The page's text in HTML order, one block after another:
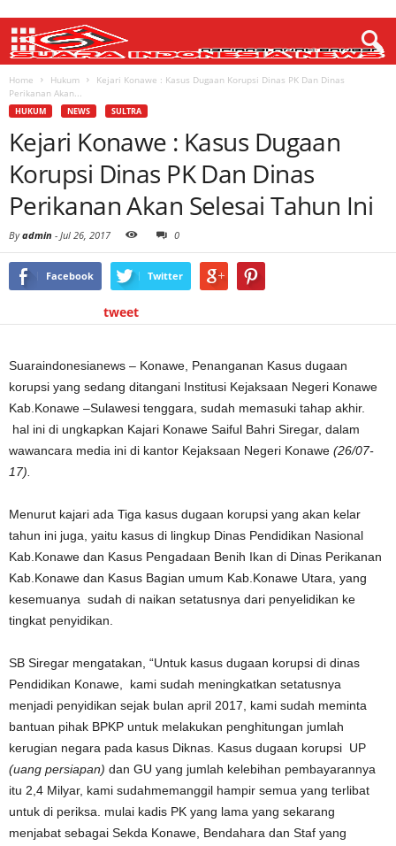
Home Hukum
Kejari Konawe : Kasus Dugaan Korupsi Dinas PK Dan Dinas
Perikanan Akan...
HUKUM NEWS SULTRA
Kejari Konawe : Kasus Dugaan
Korupsi Dinas PK Dan Dinas
Perikanan Akan Selesai Tahun Ini
Byadmin - Jul 26, 2017 0
Facebook Twitter
tweet
Suaraindonesianews – Konawe, Penanganan Kasus dugaan
korupsi yang sedang ditangani Institusi Kejaksaan Negeri Konawe
Kab.Konawe –Sulawesi tenggara, sudah memasuki tahap akhir.
hal ini di ungkapkan Kajari Konawe Saiful Bahri Siregar, dalam
wawancara media ini di kantor Kejaksaan Negeri Konawe (26/07-
17).
Menurut kajari ada Tiga kasus dugaan korupsi yang akan kelar
tahun ini juga, yaitu kasus di lingkup Dinas Pendidikan Nasional
Kab.Konawe dan Kasus Pengadaan Benih Ikan di Dinas Perikanan
Kab.Konawe dan Kasus Bagian umum Kab.Konawe Utara, yang
kesemuanya sudah di naikan setatusnya dari penyelidikan ke
tingkat penyidikan.
SB Siregar mengatakan, “Untuk kasus dugaan korupsi di dinas
Pendidikan Konawe, kami sudah meningkatkan setatusnya
menjadi penyidikan sejak bulan april 2017, kami sudah meminta
bantuan pihak BPKP untuk melakukan penghitungan jumlah
kerugian negara pada kasus Diknas. Kasus dugaan korupsi UP
(uang persiapan) dan GU yang jumlah kelebihan pembayarannya
itu 2,4 Milyar, kami sudahmemanggil hampir semua yang terlibat
untuk di periksa. mulai kadis PK yang lama yang sekarang
menjabat sebagai Sekda Konawe, Bendahara dan Staf yang